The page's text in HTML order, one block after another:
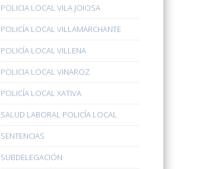
POLICIA LOCAL VILA JOIOSA
POLICÍA LOCAL VILLAMARCHANTE
POLICÍA LOCAL VILLENA
POLICIA LOCAL VINAROZ
POLICÍA LOCAL XATIVA
SALUD LABORAL POLICÍA LOCAL
SENTENCIAS
SUBDELEGACIÓN